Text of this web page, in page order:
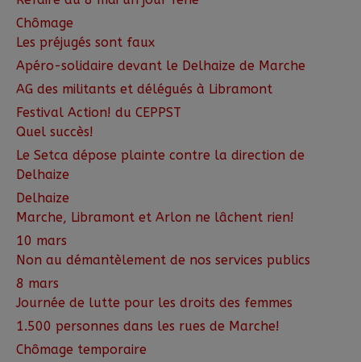
Chômage
Les préjugés sont faux
Apéro-solidaire devant le Delhaize de Marche
AG des militants et délégués à Libramont
Festival Action! du CEPPST
Quel succès!
Le Setca dépose plainte contre la direction de
Delhaize
Delhaize
Marche, Libramont et Arlon ne lâchent rien!
10 mars
Non au démantèlement de nos services publics
8 mars
Journée de lutte pour les droits des femmes
1.500 personnes dans les rues de Marche!
Chômage temporaire